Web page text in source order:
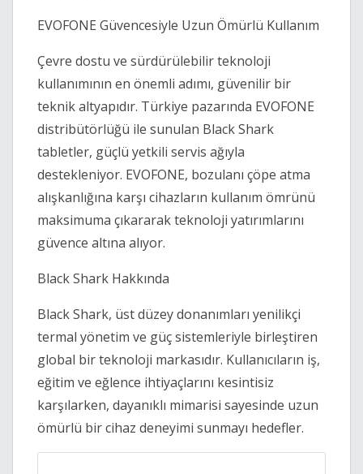
EVOFONE Güvencesiyle Uzun Ömürlü Kullanım
Çevre dostu ve sürdürülebilir teknoloji
kullanımının en önemli adımı, güvenilir bir
teknik altyapıdır. Türkiye pazarında EVOFONE
distribütörlüğü ile sunulan Black Shark
tabletler, güçlü yetkili servis ağıyla
destekleniyor. EVOFONE, bozulanı çöpe atma
alışkanlığına karşı cihazların kullanım ömrünü
maksimuma çıkararak teknoloji yatırımlarını
güvence altına alıyor.
Black Shark Hakkında
Black Shark, üst düzey donanımları yenilikçi
termal yönetim ve güç sistemleriyle birleştiren
global bir teknoloji markasıdır. Kullanıcıların iş,
eğitim ve eğlence ihtiyaçlarını kesintisiz
karşılarken, dayanıklı mimarisi sayesinde uzun
ömürlü bir cihaz deneyimi sunmayı hedefler.